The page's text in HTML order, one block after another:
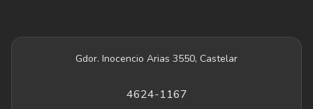
Gdor. Inocencio Arias 3550, Castelar
4624-1167